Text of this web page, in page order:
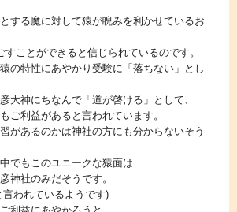
する魔に対して猿が睨みを利かせているお
すことができると信じられているのです。
の特性にあやかり受験に「落ちない」とし
大神にちなんで「道が啓ける」として、
ご利益があると言われています。
があるのかは神社の方にも分からないそう
でもこのユニークな猿面は
神社のみだそうです。
われているようです)